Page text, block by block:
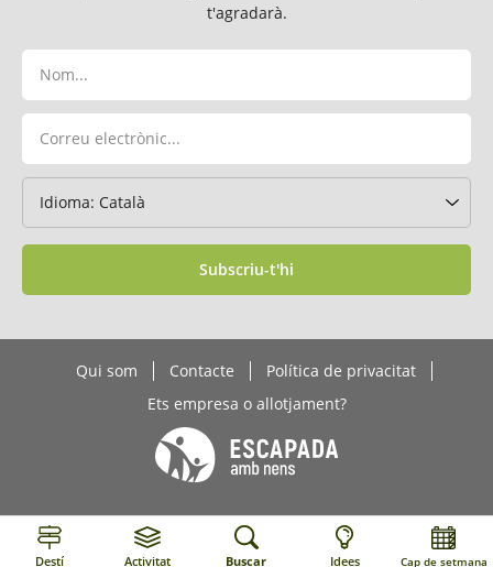
t'agradarà.
Subscriu-t'hi
Qui som Contacte
Política de privacitat
Ets empresa o allotjament?
Destí Activitat Buscar Idees Cap de setmana